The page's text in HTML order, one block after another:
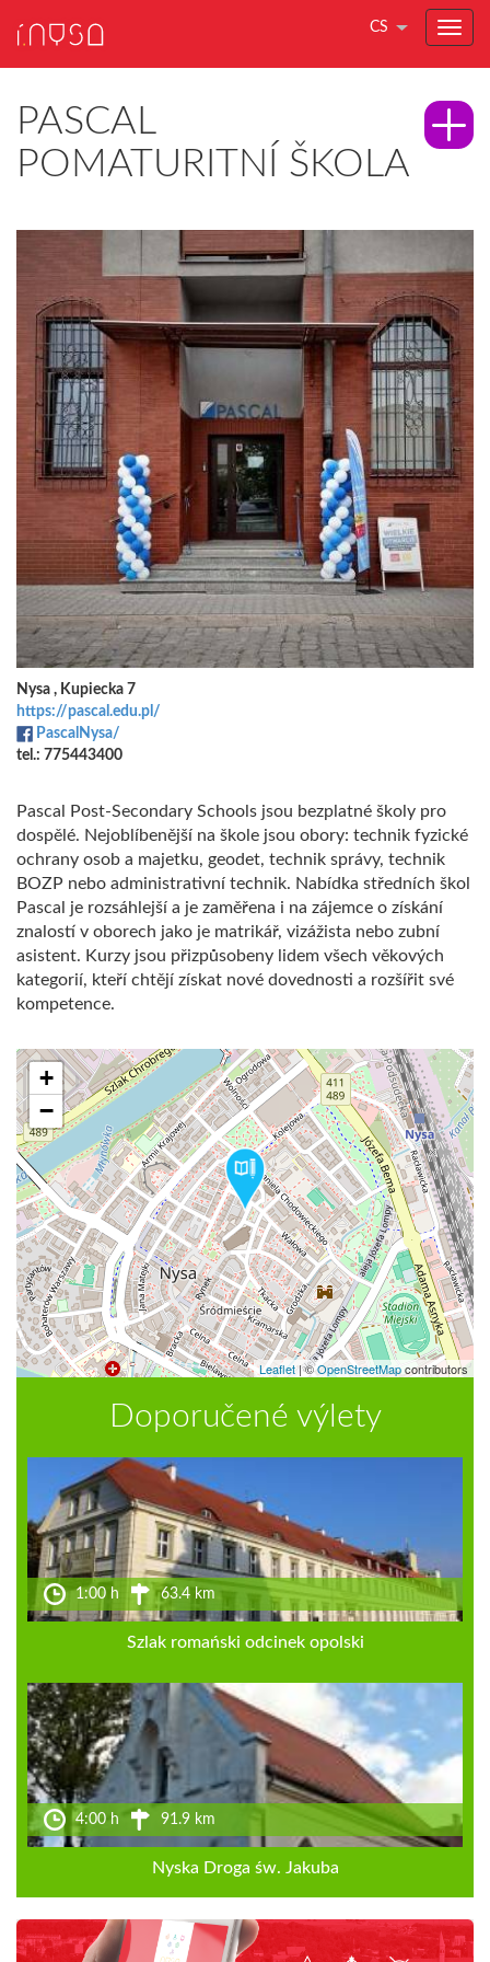
CS
PASCAL
POMATURITNÍ ŠKOLA
Nysa , Kupiecka 7
https://pascal.edu.pl/
PascalNysa/
tel.: 775443400
Pascal Post-Secondary Schools jsou bezplatné školy pro
dospělé. Nejoblíbenější na škole jsou obory: technik fyzické
ochrany osob a majetku, geodet, technik správy, technik
BOZP nebo administrativní technik. Nabídka středních škol
Pascal je rozsáhlejší a je zaměřena i na zájemce o získání
znalostí v oborech jako je matrikář, vizážista nebo zubní
asistent. Kurzy jsou přizpůsobeny lidem všech věkových
kategorií, kteří chtějí získat nové dovednosti a rozšířit své
kompetence.
+
−
Leaflet |©OpenStreetMapcontributors
Doporučené výlety
1:00 h 63.4 km
Szlak romański odcinek opolski
4:00 h 91.9 km
Nyska Droga św. Jakuba